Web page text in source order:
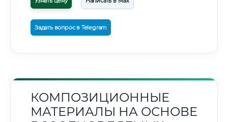
Задать вопрос в Telegram
КОМПОЗИЦИОННЫЕ
МАТЕРИАЛЫ НА ОСНОВЕ